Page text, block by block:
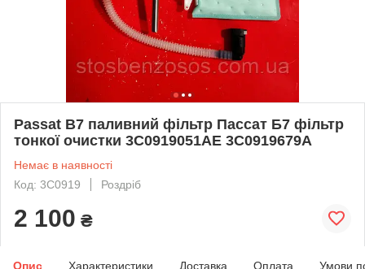
Passat B7 паливний фільтр Пассат Б7 фільтр
тонкої очистки 3C0919051AE 3C0919679A
Немає в наявності
Код: 3C0919
Роздріб
2 100 ₴
Опис Характеристики Доставка Оплата Умови